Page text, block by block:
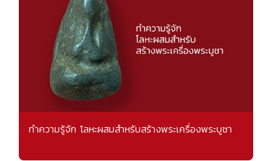
ทำความรู้จัก โลหะผสมสำหรับสร้างพระเครื่องพระบูชา